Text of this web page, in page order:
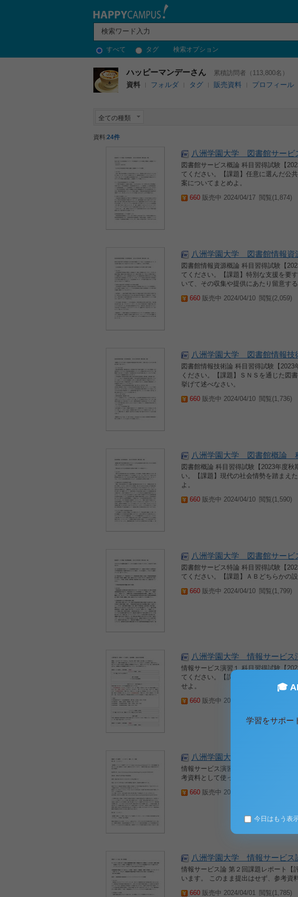
すべて タグ 検索オプション
ハッピーマンデーさん 累積訪問者（113,800名）
資料 フォルダ タグ 販売資料 プロフィール
全ての種類
資料:24件
八洲学園大学 図書館サー
図書館サービス概論 科目習得試験【
てください。【課題】任意に選んだ公
案についてまとめよ。
660 販売中 2024/04/17 閲覧(1,874)
八洲学園大学 図書館情報
図書館情報資源概論 科目習得試験【
てください。【課題】特別な支援を要
いて、その収集や提供にあたり留意す
660 販売中 2024/04/10 閲覧(2,059)
八洲学園大学 図書館情報
図書館情報技術論 科目習得試験【
ください。【課題】ＳＮＳを通じた図
挙げて述べなさい。
660 販売中 2024/04/10 閲覧(1,736)
八洲学園大学 図書館概論
図書館概論 科目習得試験【2023年度
い。【課題】現代の社会情勢を踏まえ
よ。
660 販売中 2024/04/10 閲覧(1,590)
八洲学園大学 図書館サー
図書館サービス特論 科目習得試験【
てください。【課題】ＡＢどちらかの
660 販売中 2024/04/10 閲覧(1,799)
八洲学園大学 情報サービス
情報サービス演習１ 科目習得試験【
てください。【課題】問題１～６のカ
せよ。
660 販売中 2024/04/10
八洲学園大学 情報サービス
情報サービス演習１ ミニレポート（第
考資料として使ってください。
660 販売中 2024/04/01
八洲学園大学 情報サービス
情報サービス論 第２回課題レポート【
います。 このまま提出はせず、参考資
660 販売中 2024/04/01 閲覧(1,785)
🎓
学習をサポー
今日はもう表